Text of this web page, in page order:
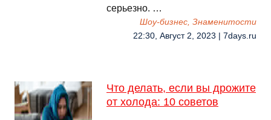
серьезно. …
Шоу-бизнес, Знаменитости
22:30, Август 2, 2023 | 7days.ru
Что делать, если вы дрожите
от холода: 10 советов